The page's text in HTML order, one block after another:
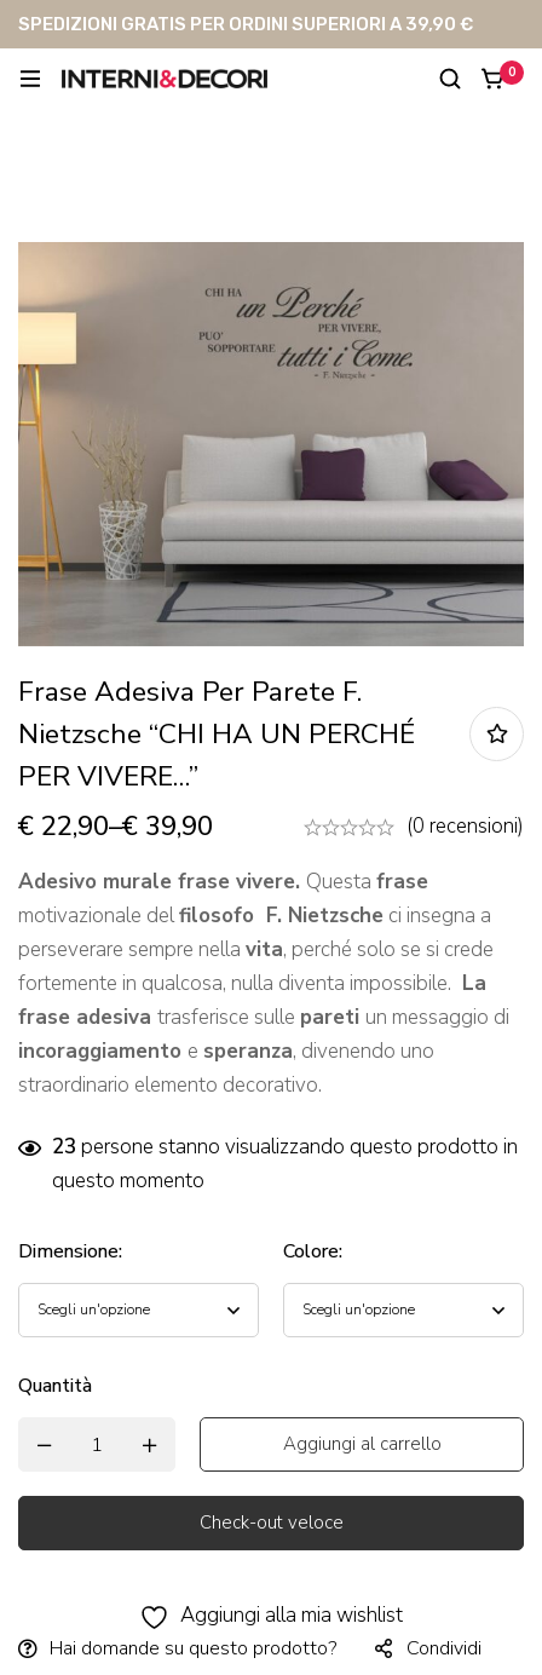
SPEDIZIONI GRATIS PER ORDINI SUPERIORI A 39,90 €
0
Frase Adesiva Per Parete F.
Nietzsche “CHI HA UN PERCHÉ
PER VIVERE…”
€ 22,90–€ 39,90
(0 recensioni)
Adesivo murale frase vivere. Questa frase
motivazionale delfilosofo F. Nietzsche ci insegna a
perseverare sempre nella vita, perché solo se si crede
fortemente in qualcosa, nulla diventa impossibile. La
frase adesiva trasferisce sulle pareti un messaggio di
incoraggiamento e speranza, divenendo uno
straordinario elemento decorativo.
23 persone stanno visualizzando questo prodotto in
questo momento
Dimensione: Colore:
Quantità
Aggiungi al carrello
Check-out veloce
Aggiungi alla mia wishlist
Hai domande su questo prodotto? Condividi